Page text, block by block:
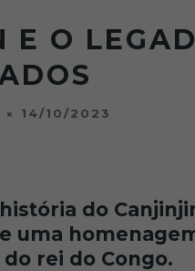
E O
14/10/2023
do
uma
rei do Congo.